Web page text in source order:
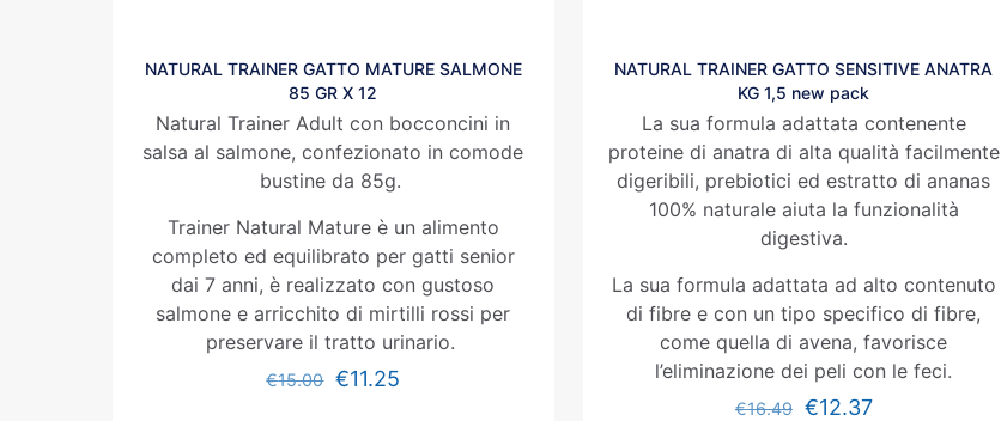
NATURAL TRAINER GATTO MATURE SALMONE
85 GR X 12
Natural Trainer Adult con bocconcini in
salsa al salmone, confezionato in comode
bustine da 85g.
Trainer Natural Mature è un alimento
completo ed equilibrato per gatti senior
dai 7 anni, è realizzato con gustoso
salmone e arricchito di mirtilli rossi per
preservare il tratto urinario.
€15.00 €11.25
NATURAL TRAINER GATTO SENSITIVE ANATRA
KG 1,5 new pack
La sua formula adattata contenente
proteine di anatra di alta qualità facilmente
digeribili, prebiotici ed estratto di ananas
100% naturale aiuta la funzionalità
digestiva.
La sua formula adattata ad alto contenuto
di fibre e con un tipo specifico di fibre,
come quella di avena, favorisce
l’eliminazione dei peli con le feci.
€16.49 €12.37